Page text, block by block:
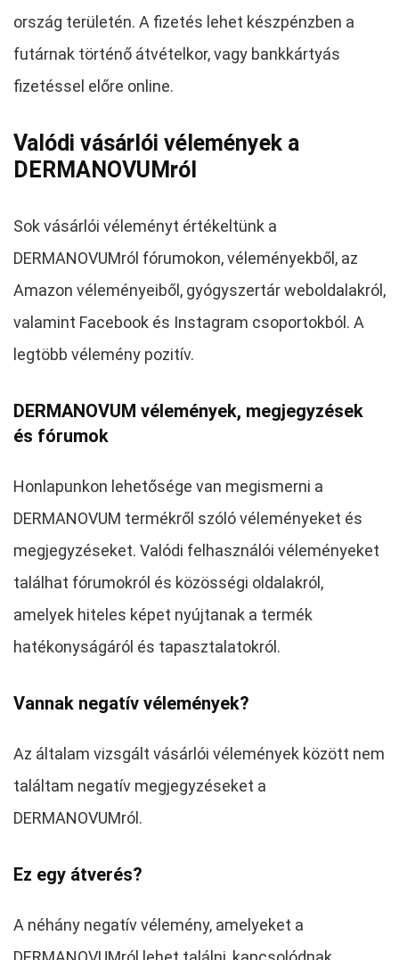
ország területén. A fizetés lehet készpénzben a
futárnak történő átvételkor, vagy bankkártyás
fizetéssel előre online.
Valódi vásárlói vélemények a
DERMANOVUMról
Sok vásárlói véleményt értékeltünk a
DERMANOVUMról fórumokon, véleményekből, az
Amazon véleményeiből, gyógyszertár weboldalakról,
valamint Facebook és Instagram csoportokból. A
legtöbb vélemény pozitív.
DERMANOVUM vélemények, megjegyzések
és fórumok
Honlapunkon lehetősége van megismerni a
DERMANOVUM termékről szóló véleményeket és
megjegyzéseket. Valódi felhasználói véleményeket
találhat fórumokról és közösségi oldalakról,
amelyek hiteles képet nyújtanak a termék
hatékonyságáról és tapasztalatokról.
Vannak negatív vélemények?
Az általam vizsgált vásárlói vélemények között nem
találtam negatív megjegyzéseket a
DERMANOVUMról.
Ez egy átverés?
A néhány negatív vélemény, amelyeket a